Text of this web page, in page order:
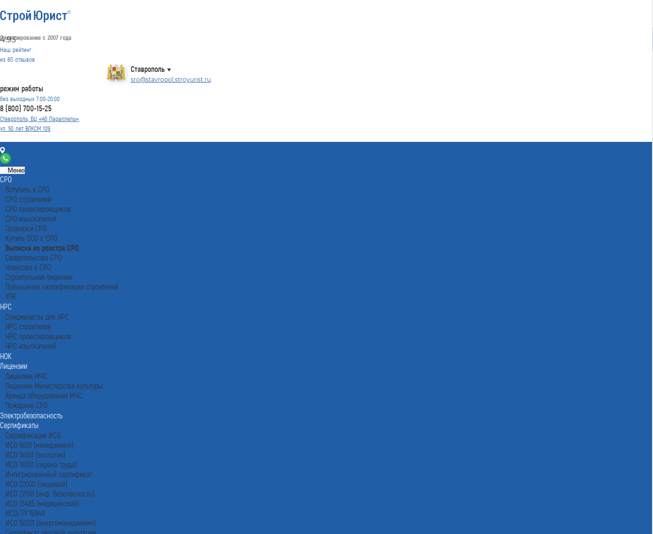
Лицензирование с 2007 года
4.93
Наш рейтинг
из 80 отзывов
Ставрополь
sro@stavropol.stroyurist.ru
режим работы
без выходных 7:00-20:00
8 (800) 700-15-25
Ставрополь, БЦ «45 Параллель»,
ул. 50 лет ВЛКСМ 109
Контакты
Меню
СРО
Вступить в СРО
СРО строителей
СРО проектировщиков
СРО изыскателей
Проверки СРО
Купить ООО с СРО
Выписка из реестра СРО
Свидетельство СРО
Членство в СРО
Строительная лицензия
Повышение квалификации строителей
УПК
НРС
Специалисты для НРС
НРС строителей
НРС проектировщиков
НРС изыскателей
НОК
Лицензии
Лицензии МЧС
Лицензии Министерства культуры
Аренда оборудования МЧС
Пожарное СРО
Электробезопасность
Сертификаты
Сертификация ИСО
ИСО 9001 (менеджмент)
ИСО 14001 (экология)
ИСО 18001 (охрана труда)
Интегрированный сертификат
ИСО 22000 (пищевой)
ИСО 27001 (инф. безопасность)
ИСО 13485 (медицинский)
ИСО/ТУ 16949
ИСО 50001 (энергоменеджмент)